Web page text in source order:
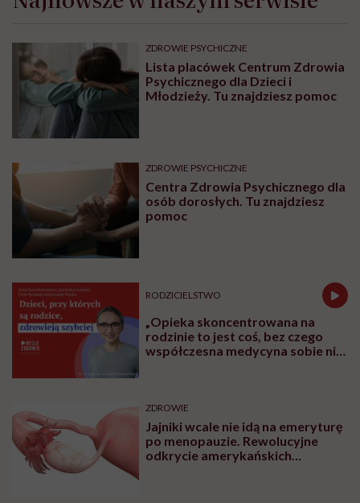
ZDROWIE PSYCHICZNE
Lista placówek Centrum Zdrowia
Psychicznego dla Dzieci i
Młodzieży. Tu znajdziesz pomoc
ZDROWIE PSYCHICZNE
Centra Zdrowia Psychicznego dla
osób dorosłych. Tu znajdziesz
pomoc
RODZICIELSTWO
„Opieka skoncentrowana na
rodzinie to jest coś, bez czego
współczesna medycyna sobie nie
ZDROWIE
Jajniki wcale nie idą na emeryturę
po menopauzie. Rewolucyjne
odkrycie amerykańskich